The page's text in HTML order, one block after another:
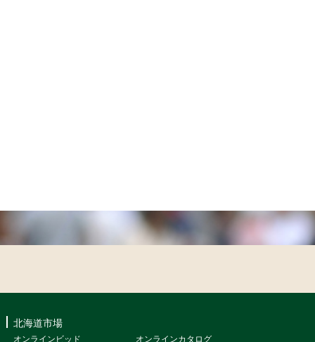
北海道市場
オンラインビッド オンラインカタログ